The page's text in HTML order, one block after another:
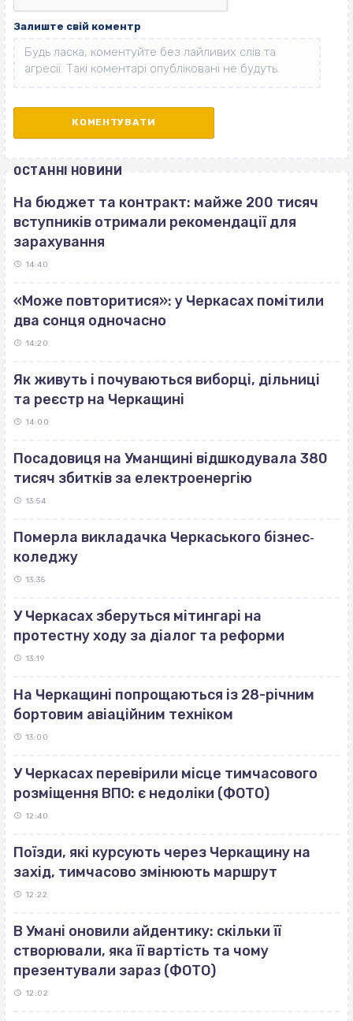
Залиште свій коментр
ОСТАННІ НОВИНИ
На бюджет та контракт: майже 200 тисяч
вступників отримали рекомендації для
зарахування
14:40
«Може повторитися»: у Черкасах помітили
два сонця одночасно
14:20
Як живуть і почуваються виборці, дільниці
та реєстр на Черкащині
14:00
Посадовиця на Уманщині відшкодувала 380
тисяч збитків за електроенергію
13:54
Померла викладачка Черкаського бізнес‐
коледжу
13:35
У Черкасах зберуться мітингарі на
протестну ходу за діалог та реформи
13:19
На Черкащині попрощаються із 28-річним
бортовим авіаційним техніком
13:00
У Черкасах перевірили місце тимчасового
розміщення ВПО: є недоліки (ФОТО)
12:40
Поїзди, які курсують через Черкащину на
захід, тимчасово змінюють маршрут
12:22
В Умані оновили айдентику: скільки її
створювали, яка її вартість та чому
презентували зараз (ФОТО)
12:02